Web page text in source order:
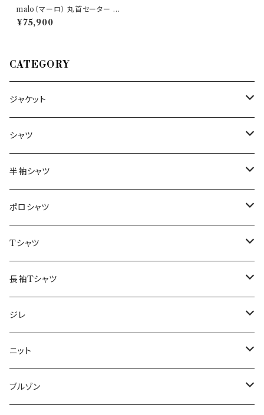
malo（マーロ） 丸首セーター U
MA356 F2Z07 28722
¥75,900
CATEGORY
ジャケット
～44/S
46/M
48/L
50/XL～
シャツ
～44/S
46/M
48/L
50/XL～
半袖シャツ
～44/S
46/M
48/L
50/XL～
ポロシャツ
～44/S
46/M
48/L
50/XL～
Tシャツ
～44/S
46/M
48/L
50/XL～
長袖Tシャツ
～44/S
46/M
48/L
ジレ
～44/S
46/M
ニット
～44/S
ブルゾン